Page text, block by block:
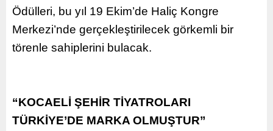
Ödülleri, bu yıl 19 Ekim’de Haliç Kongre
Merkezi’nde gerçekleştirilecek görkemli bir
törenle sahiplerini bulacak.
“KOCAELİ ŞEHİR TİYATROLARI
TÜRKİYE’DE MARKA OLMUŞTUR”